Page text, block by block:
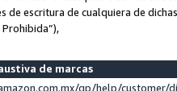
de escritura de cualquiera de
de marcas
gp/help/customer/